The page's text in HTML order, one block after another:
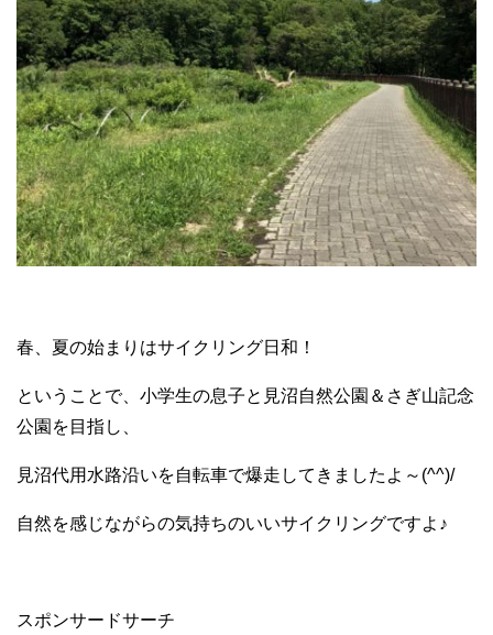
春、夏の始まりはサイクリング日和！
ということで、小学生の息子と見沼自然公園＆さぎ山記念
公園を目指し、
見沼代用水路沿いを自転車で爆走してきましたよ～(^^)/
自然を感じながらの気持ちのいいサイクリングですよ♪
スポンサードサーチ